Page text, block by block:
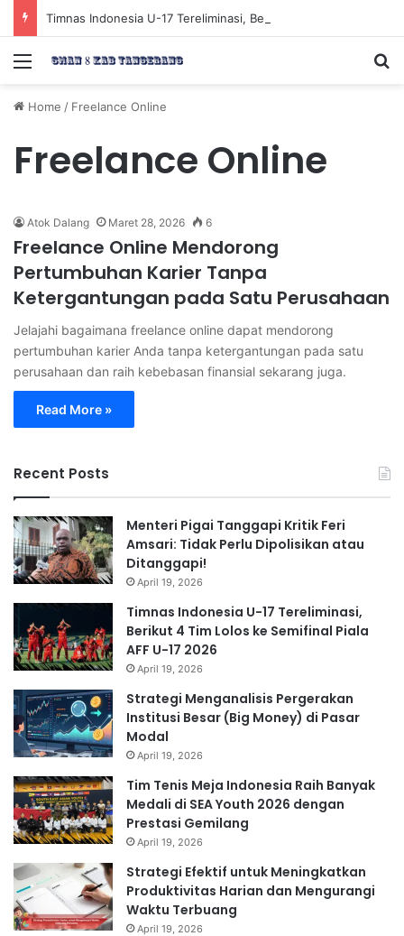
Menu
Home / Freelance Online
Freelance Online
Atok Dalang Maret 28, 2026 6
Freelance Online Mendorong
Pertumbuhan Karier Tanpa
Ketergantungan pada Satu Perusahaan
Jelajahi bagaimana freelance online dapat mendorong
pertumbuhan karier Anda tanpa ketergantungan pada satu
perusahaan dan raih kebebasan finansial sekarang juga.
Read More »
Recent Posts
Menteri Pigai Tanggapi Kritik Feri
Amsari: Tidak Perlu Dipolisikan atau
Ditanggapi!
April 19, 2026
Timnas Indonesia U-17 Tereliminasi,
Berikut 4 Tim Lolos ke Semifinal Piala
AFF U-17 2026
April 19, 2026
Strategi Menganalisis Pergerakan
Institusi Besar (Big Money) di Pasar
Modal
April 19, 2026
Tim Tenis Meja Indonesia Raih Banyak
Medali di SEA Youth 2026 dengan
Prestasi Gemilang
April 19, 2026
Strategi Efektif untuk Meningkatkan
Produktivitas Harian dan Mengurangi
Waktu Terbuang
April 19, 2026